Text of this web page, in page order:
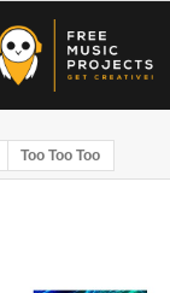
Too Too Too